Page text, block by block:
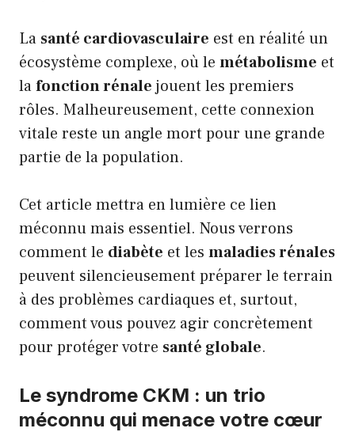
La santé cardiovasculaire est en réalité un
écosystème complexe, où le métabolisme et
lafonction rénale jouent les premiers
rôles. Malheureusement, cette connexion
vitale reste un angle mort pour une grande
partie de la population.
Cet article mettra en lumière ce lien
méconnu mais essentiel. Nous verrons
comment le diabète et les maladies rénales
peuvent silencieusement préparer le terrain
à des problèmes cardiaques et, surtout,
comment vous pouvez agir concrètement
pour protéger votre santé globale.
Le syndrome CKM : un trio
méconnu qui menace votre cœur